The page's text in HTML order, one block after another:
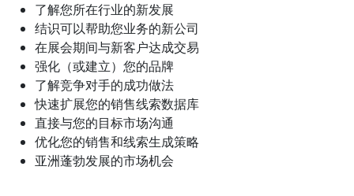
了解您所在行业的新发展
结识可以帮助您业务的新公司
在展会期间与新客户达成交易
强化（或建立）您的品牌
了解竞争对手的成功做法
快速扩展您的销售线索数据库
直接与您的目标市场沟通
优化您的销售和线索生成策略
亚洲蓬勃发展的市场机会